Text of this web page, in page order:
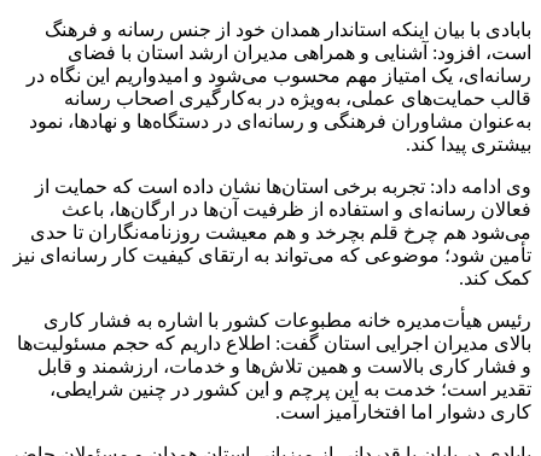
بابادی با بیان اینکه استاندار همدان خود از جنس رسانه و فرهنگ
است، افزود: آشنایی و همراهی مدیران ارشد استان با فضای
رسانه‌ای، یک امتیاز مهم محسوب می‌شود و امیدواریم این نگاه در
قالب حمایت‌های عملی، به‌ویژه در به‌کارگیری اصحاب رسانه
به‌عنوان مشاوران فرهنگی و رسانه‌ای در دستگاه‌ها و نهادها، نمود
بیشتری پیدا کند.
وی ادامه داد: تجربه برخی استان‌ها نشان داده است که حمایت از
فعالان رسانه‌ای و استفاده از ظرفیت آن‌ها در ارگان‌ها، باعث
می‌شود هم چرخ قلم بچرخد و هم معیشت روزنامه‌نگاران تا حدی
تأمین شود؛ موضوعی که می‌تواند به ارتقای کیفیت کار رسانه‌ای نیز
کمک کند.
رئیس هیأت‌مدیره خانه مطبوعات کشور با اشاره به فشار کاری
بالای مدیران اجرایی استان گفت: اطلاع داریم که حجم مسئولیت‌ها
و فشار کاری بالاست و همین تلاش‌ها و خدمات، ارزشمند و قابل
تقدیر است؛ خدمت به این پرچم و این کشور در چنین شرایطی،
کاری دشوار اما افتخارآمیز است.